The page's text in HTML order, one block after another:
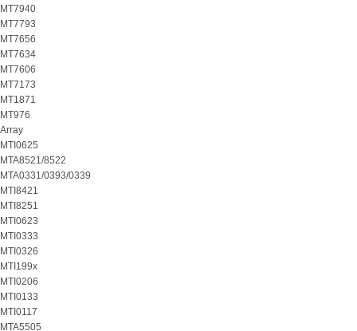
MT7940
MT7793
MT7656
MT7634
MT7606
MT7173
MT1871
MT976
Array
MTI0625
MTA8521/8522
MTA0331/0393/0339
MTI8421
MTI8251
MTI0623
MTI0333
MTI0326
MTI199x
MTI0206
MTI0133
MTI0117
MTA5505